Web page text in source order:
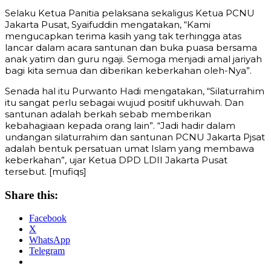
Selaku Ketua Panitia pelaksana sekaligus Ketua PCNU
Jakarta Pusat, Syaifuddin mengatakan, “Kami
mengucapkan terima kasih yang tak terhingga atas
lancar dalam acara santunan dan buka puasa bersama
anak yatim dan guru ngaji. Semoga menjadi amal jariyah
bagi kita semua dan diberikan keberkahan oleh-Nya”.
Senada hal itu Purwanto Hadi mengatakan, “Silaturrahim
itu sangat perlu sebagai wujud positif ukhuwah. Dan
santunan adalah berkah sebab memberikan
kebahagiaan kepada orang lain”. “Jadi hadir dalam
undangan silaturrahim dan santunan PCNU Jakarta Pjsat
adalah bentuk persatuan umat Islam yang membawa
keberkahan”, ujar Ketua DPD LDII Jakarta Pusat
tersebut. [mufiqs]
Share this:
Facebook
X
WhatsApp
Telegram